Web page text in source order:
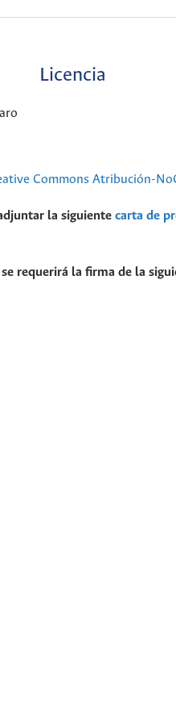
Licencia
Commons Atribución-
la siguiente carta de
requerirá la firma de la